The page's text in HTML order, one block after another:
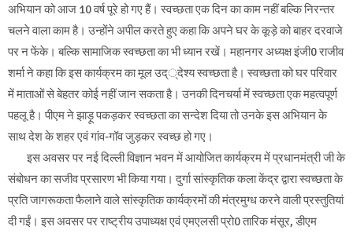
अभियान को आज 10 वर्ष पूरे हो गए हैं। स्वच्छता एक दिन का काम नहीं बल्कि निरन्तर
चलने वाला काम है। उन्होंने अपील करते हुए कहा कि अपने घर के कूड़े को बाहर दरवाजे
पर न फेंके। बल्कि सामाजिक स्वच्छता का भी ध्यान रखें। महानगर अध्यक्ष इंजी0 राजीव
शर्मा ने कहा कि इस कार्यक्रम का मूल उद््देश्य स्वच्छता है। स्वच्छता को घर परिवार
में माताओं से बेहतर कोई नहीं जान सकता है। उनकी दिनचर्या में स्वच्छता एक महत्वपूर्ण
पहलू है। पीएम ने झाड़ू पकड़कर स्वच्छता का सन्देश दिया तो उनके इस अभियान के
साथ देश के शहर एवं गांव-गॉव जुड़कर स्वच्छ हो गए।
इस अवसर पर नई दिल्ली विज्ञान भवन में आयोजित कार्यक्रम में प्रधानमंत्री जी के
संबोधन का सजीव प्रसारण भी किया गया। दुर्गा सांस्कृतिक कला केंद्र द्वारा स्वच्छता के
प्रति जागरूकता फैलाने वाले सांस्कृतिक कार्यक्रमों की मंत्रमुग्ध करने वाली प्रस्तुतियां
दी गईं। इस अवसर पर राष्ट्रीय उपाध्यक्ष एवं एमएलसी प्रो0 तारिक मंसूर, डीएम